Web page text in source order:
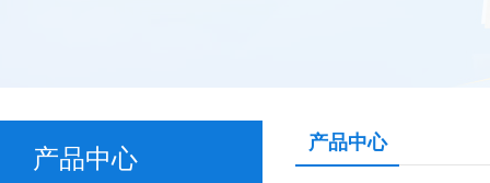
产品中心
产品中心